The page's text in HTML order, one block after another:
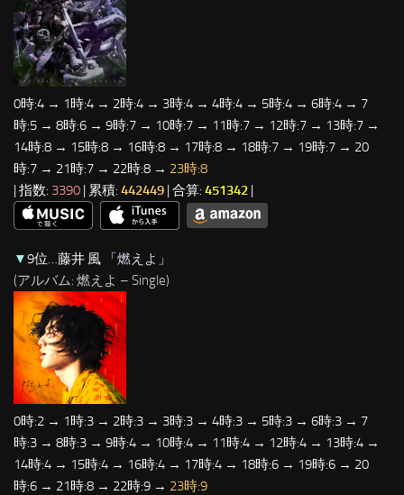
0時:4 → 1時:4 → 2時:4 → 3時:4 → 4時:4 → 5時:4 → 6時:4 → 7
時:5 → 8時:6 → 9時:7 → 10時:7 → 11時:7 → 12時:7 → 13時:7 →
14時:8 → 15時:8 → 16時:8 → 17時:8 → 18時:7 → 19時:7 → 20
時:7 → 21時:7 → 22時:8 → 23時:8
| 指数: 3390 | 累積: 442449 | 合算: 451342 |
▼9位…藤井 風 「燃えよ 」
(アルバム: 燃えよ – Single)
0時:2 → 1時:3 → 2時:3 → 3時:3 → 4時:3 → 5時:3 → 6時:3 → 7
時:3 → 8時:3 → 9時:4 → 10時:4 → 11時:4 → 12時:4 → 13時:4 →
14時:4 → 15時:4 → 16時:4 → 17時:4 → 18時:6 → 19時:6 → 20
時:6 → 21時:8 → 22時:9 → 23時:9